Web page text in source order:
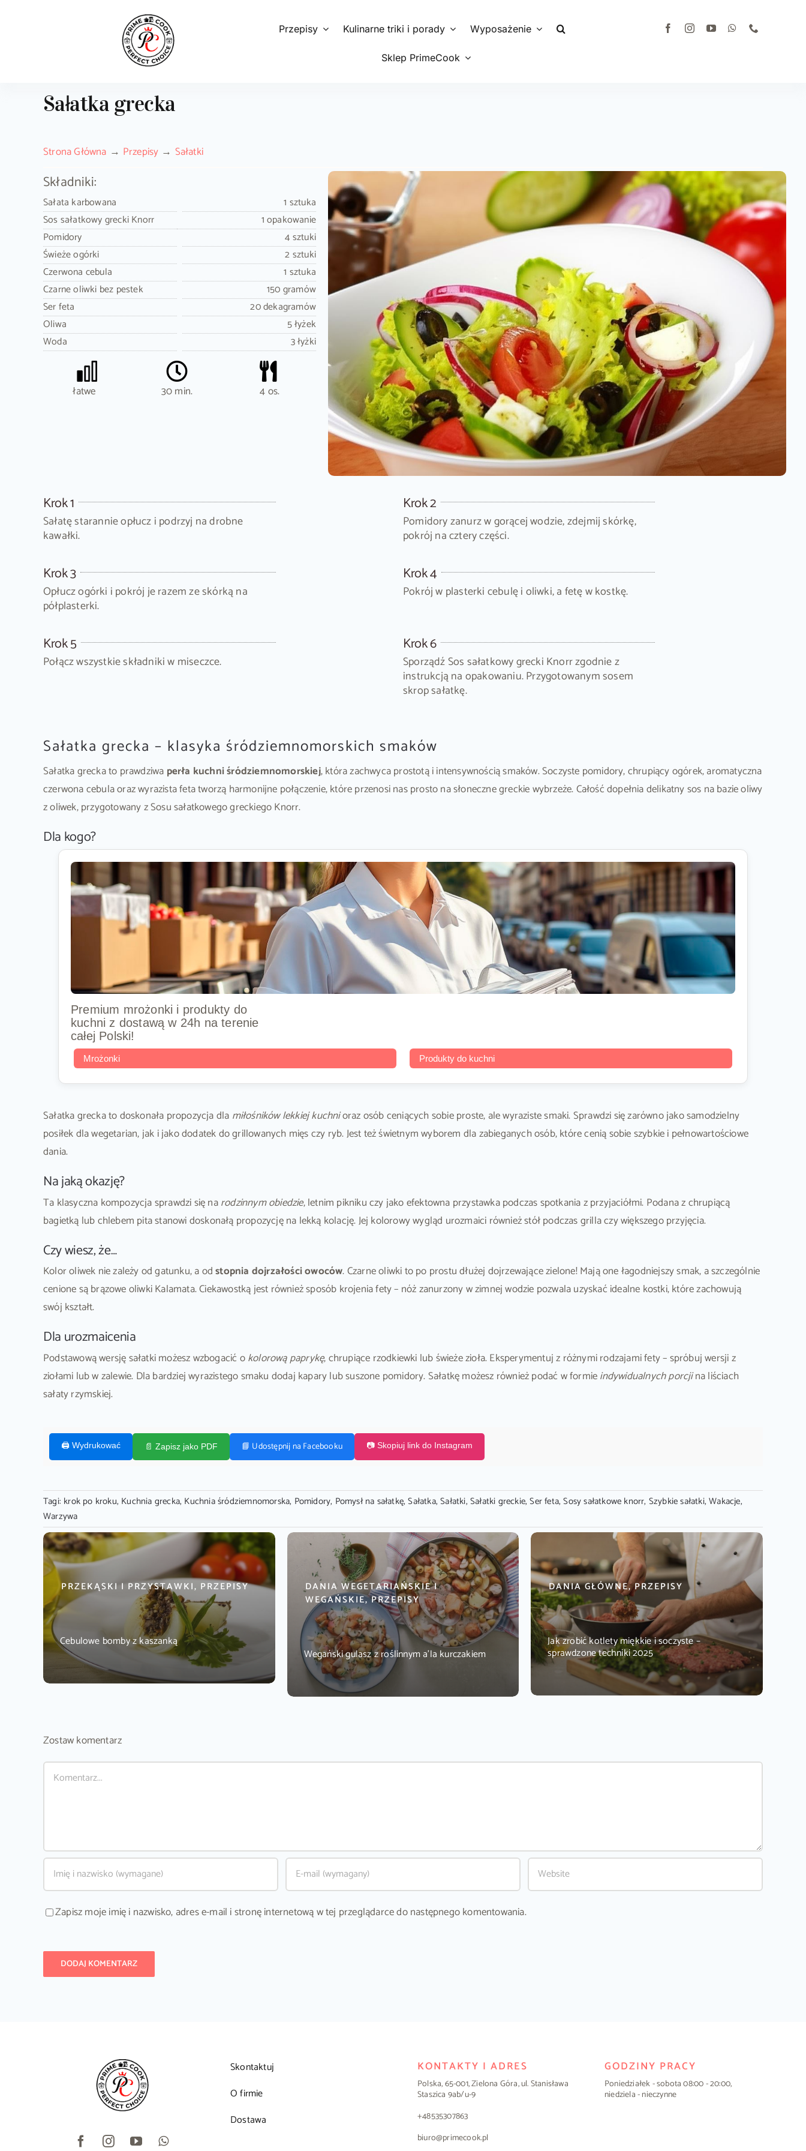
Przepisy Kulinarne triki i porady Wyposażenie
Sklep PrimeCook
Sałatka grecka
Strona Główna Przepisy Sałatki
Składniki:
Sałata karbowana
1 sztuka
Sos sałatkowy grecki Knorr
1 opakowanie
Pomidory
4 sztuki
Świeże ogórki
2 sztuki
Czerwona cebula
1 sztuka
Czarne oliwki bez pestek
150 gramów
Ser feta
20 dekagramów
Oliwa
5 łyżek
Woda
3 łyżki
łatwe 30 min. 4 os.
Krok 1
Sałatę starannie opłucz i podrzyj na drobne
kawałki.
Krok 2
Pomidory zanurz w gorącej wodzie, zdejmij skórkę,
pokrój na cztery części.
Krok 3
Opłucz ogórki i pokrój je razem ze skórką na
półplasterki.
Krok 4
Pokrój w plasterki cebulę i oliwki, a fetę w kostkę.
Krok 5
Połącz wszystkie składniki w miseczce.
Krok 6
Sporządź Sos sałatkowy grecki Knorr zgodnie z
instrukcją na opakowaniu. Przygotowanym sosem
skrop sałatkę.
Sałatka grecka – klasyka śródziemnomorskich smaków
Sałatka grecka to prawdziwa perła kuchni śródziemnomorskiej, która zachwyca prostotą i intensywnością smaków. Soczyste pomidory, chrupiący ogórek, aromatyczna
czerwona cebula oraz wyrazista feta tworzą harmonijne połączenie, które przenosi nas prosto na słoneczne greckie wybrzeże. Całość dopełnia delikatny sos na bazie oliwy
z oliwek, przygotowany z Sosu sałatkowego greckiego Knorr.
Dla kogo?
Premium mrożonki i produkty do
kuchni z dostawą w 24h na terenie
całej Polski!
Mrożonki Produkty do kuchni
Sałatka grecka to doskonała propozycja dla miłośników lekkiej kuchnioraz osób ceniących sobie proste, ale wyraziste smaki. Sprawdzi się zarówno jako samodzielny
posiłek dla wegetarian, jak i jako dodatek do grillowanych mięs czy ryb. Jest też świetnym wyborem dla zabieganych osób, które cenią sobie szybkie i pełnowartościowe
dania.
Na jaką okazję?
Ta klasyczna kompozycja sprawdzi się narodzinnym obiedzie, letnim pikniku czy jako efektowna przystawka podczas spotkania z przyjaciółmi. Podana z chrupiącą
bagietką lub chlebem pita stanowi doskonałą propozycję na lekką kolację. Jej kolorowy wygląd urozmaici również stół podczas grilla czy większego przyjęcia.
Czy wiesz, że…
Kolor oliwek nie zależy od gatunku, a odstopnia dojrzałości owoców. Czarne oliwki to po prostu dłużej dojrzewające zielone! Mają one łagodniejszy smak, a szczególnie
cenione są brązowe oliwki Kalamata. Ciekawostką jest również sposób krojenia fety – nóż zanurzony w zimnej wodzie pozwala uzyskać idealne kostki, które zachowują
swój kształt.
Dla urozmaicenia
Podstawową wersję sałatki możesz wzbogacić okolorową paprykę, chrupiące rzodkiewki lub świeże zioła. Eksperymentuj z różnymi rodzajami fety – spróbuj wersji z
ziołami lub w zalewie. Dla bardziej wyrazistego smaku dodaj kapary lub suszone pomidory. Sałatkę możesz również podać w formieindywidualnych porcjina liściach
sałaty rzymskiej.
🖨️ Wydrukować 📄 Zapisz jako PDF 📘 Udostępnij na Facebooku 📷 Skopiuj link do Instagram
Tagi: krok po kroku, Kuchnia grecka, Kuchnia śródziemnomorska, Pomidory, Pomysł na sałatkę,Sałatka,Sałatki,Sałatki greckie,Ser feta,Sosy sałatkowe knorr, Szybkie sałatki,Wakacje,
Warzywa
PRZEKĄSKI I PRZYSTAWKI, PRZEPISY
Cebulowe bomby z kaszanką
DANIA WEGETARIAŃSKIE I
WEGAŃSKIE, PRZEPISY
Wegański gulasz z roślinnym a’la kurczakiem
DANIA GŁÓWNE, PRZEPISY
Jak zrobić kotlety miękkie i soczyste –
sprawdzone techniki 2025
Zostaw komentarz
Comment
Zapisz moje imię i nazwisko, adres e-mail i stronę internetową w tej przeglądarce do następnego komentowania.
Skontaktuj
O firmie
Dostawa
KONTAKTY I ADRES
Polska, 65-001, Zielona Góra, ul. Stanisława
Staszica 9ab/u-9
+48535307863
biuro@primecook.pl
GODZINY PRACY
Poniedziałek - sobota 08:00 - 20:00,
niedziela - nieczynne